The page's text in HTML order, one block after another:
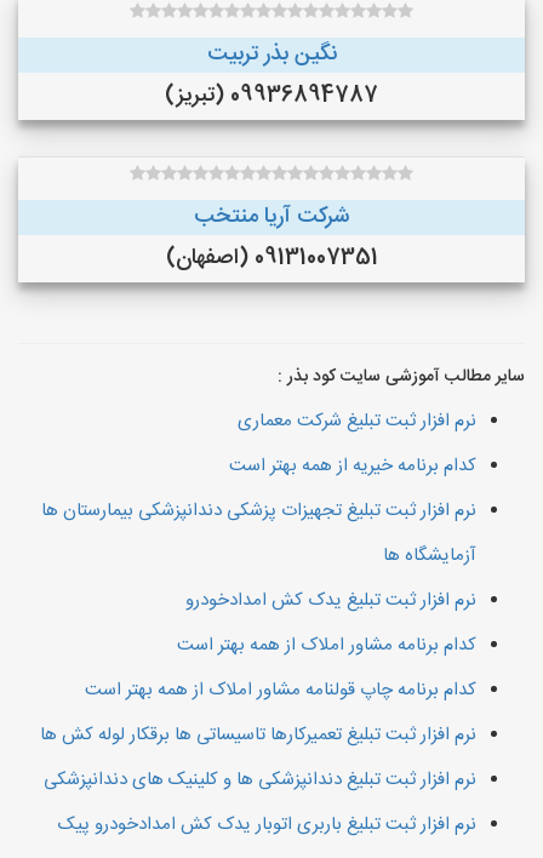
نگین بذر تربیت
09936894787 (تبریز)
شرکت آریا منتخب
09131007351 (اصفهان)
سایر مطالب آموزشی سایت کود بذر :
نرم افزار ثبت تبلیغ شرکت معماری
کدام برنامه خیریه از همه بهتر است
نرم افزار ثبت تبلیغ تجهیزات پزشکی دندانپزشکی بیمارستان ها
آزمایشگاه ها
نرم افزار ثبت تبلیغ یدک کش امدادخودرو
کدام برنامه مشاور املاک از همه بهتر است
کدام برنامه چاپ قولنامه مشاور املاک از همه بهتر است
نرم افزار ثبت تبلیغ تعمیرکارها تاسیساتی ها برقکار لوله کش ها
نرم افزار ثبت تبلیغ دندانپزشکی ها و کلینیک های دندانپزشکی
نرم افزار ثبت تبلیغ باربری اتوبار یدک کش امدادخودرو پیک